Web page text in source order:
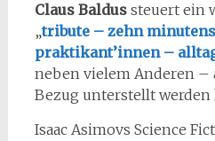
Claus Baldussteuert ein
„tribute – zehn
praktikant’innen –
neben vielem Anderen –
Bezug unterstellt werden
Isaac Asimovs Science